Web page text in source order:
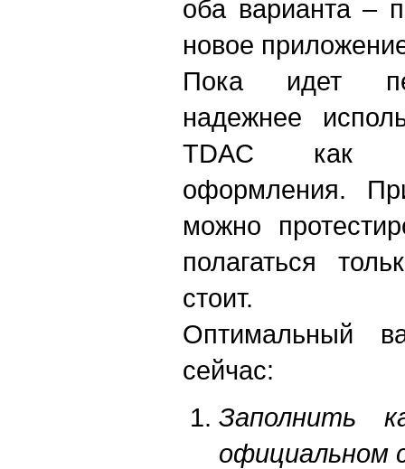
оба варианта –
новое
Пока идет
надежнее
TDAC как
оформления.
можно
полагаться
стоит.
Оптимальный
сейчас:
Заполнить
официальном